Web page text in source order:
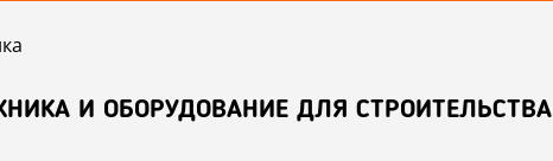
И ОБОРУДОВАНИЕ ДЛЯ СТРОИТЕЛЬСТВА